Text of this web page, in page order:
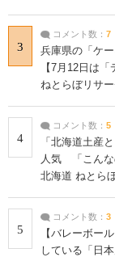
3
コメント数： 7
兵庫県の「ケ
【7月12日は
ねとらぼリサ
4
コメント数： 5
「北海道土産
人気 「こんな
北海道 ねとら
5
コメント数： 3
【バレーボー
している「日